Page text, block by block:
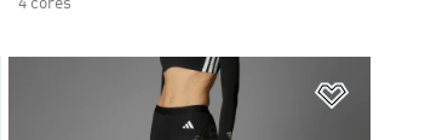
4 cores
à Lista de Desejos